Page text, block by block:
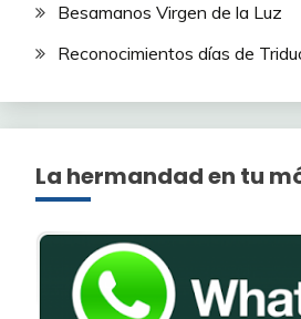
Besamanos Virgen de la Luz
Reconocimientos días de
La hermandad en tu